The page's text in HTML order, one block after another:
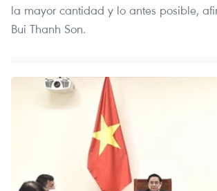
la mayor cantidad y lo antes posible,
Bui Thanh Son.